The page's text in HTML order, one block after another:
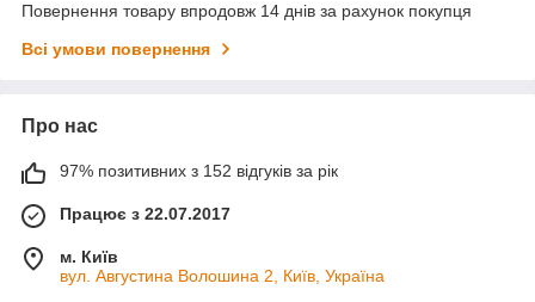
Повернення товару впродовж 14 днів за рахунок покупця
Всі умови повернення
Про нас
97% позитивних з 152 відгуків за рік
Працює з 22.07.2017
м. Київ
вул. Августина Волошина 2, Київ, Україна